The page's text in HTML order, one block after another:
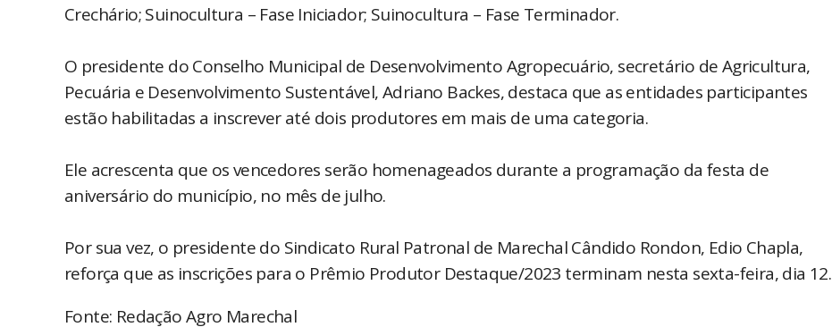
Crechário; Suinocultura – Fase Iniciador; Suinocultura – Fase Terminador.
O presidente do Conselho Municipal de Desenvolvimento Agropecuário, secretário de Agricultura,
Pecuária e Desenvolvimento Sustentável, Adriano Backes, destaca que as entidades participantes
estão habilitadas a inscrever até dois produtores em mais de uma categoria.
Ele acrescenta que os vencedores serão homenageados durante a programação da festa de
aniversário do município, no mês de julho.
Por sua vez, o presidente do Sindicato Rural Patronal de Marechal Cândido Rondon, Edio Chapla,
reforça que as inscrições para o Prêmio Produtor Destaque/2023 terminam nesta sexta-feira, dia 12.
Fonte: Redação Agro Marechal